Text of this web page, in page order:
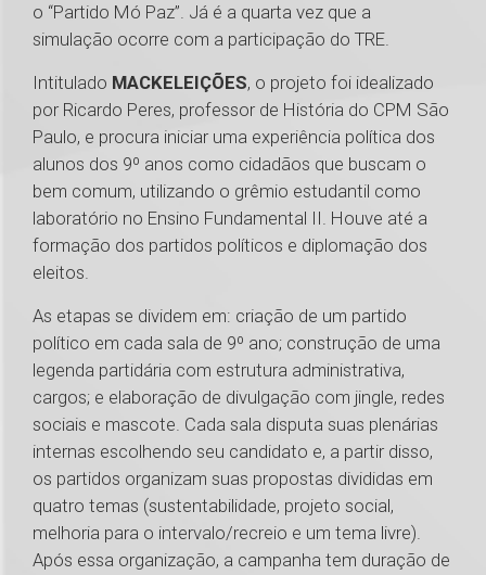
o “Partido Mó Paz”. Já é a quarta vez que a
simulação ocorre com a participação do TRE.
Intitulado MACKELEIÇÕES, o projeto foi idealizado
por Ricardo Peres, professor de História do CPM São
Paulo, e procura iniciar uma experiência política dos
alunos dos 9º anos como cidadãos que buscam o
bem comum, utilizando o grêmio estudantil como
laboratório no Ensino Fundamental II. Houve até a
formação dos partidos políticos e diplomação dos
eleitos.
As etapas se dividem em: criação de um partido
político em cada sala de 9º ano; construção de uma
legenda partidária com estrutura administrativa,
cargos; e elaboração de divulgação com jingle, redes
sociais e mascote. Cada sala disputa suas plenárias
internas escolhendo seu candidato e, a partir disso,
os partidos organizam suas propostas divididas em
quatro temas (sustentabilidade, projeto social,
melhoria para o intervalo/recreio e um tema livre).
Após essa organização, a campanha tem duração de